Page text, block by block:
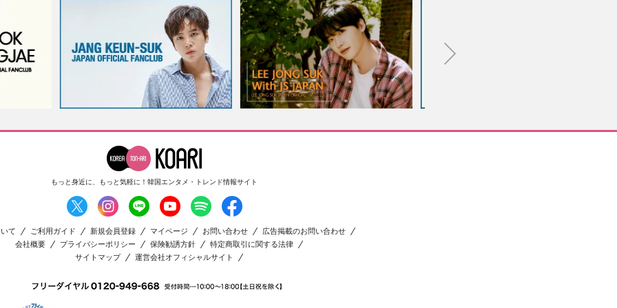
もっと身近に、もっと気軽に！ 韓国エンタメ・トレンド情報サイト
て ご利用ガイド 新規会員登録 マイページ お問い合わせ
広告掲載のお問い合わせ
会社概要
プライバシーポリシー 保険勧誘方針
特定商取引に関する法律
サイトマップ
運営会社オフィシャルサイト